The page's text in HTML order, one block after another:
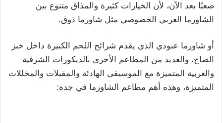
صعبًا بعد الآن، لأن الخيارات كثيرة والمذاق متنوع بين
الشاورما العربي الخصوصي مثل شاورما ذوق.
أو شاورما عبودي الذي يقدم شرائح اللحم الكبيرة داخل خبز
الصاج، والعديد من المطاعم الأخرى بالديكورات الشرقية
والعربية المتميزة مع الموسيقى الهادئة والمقبلات والمخللات
المتميزة، وهذه أهم مطاعم الشاورما في جدة: